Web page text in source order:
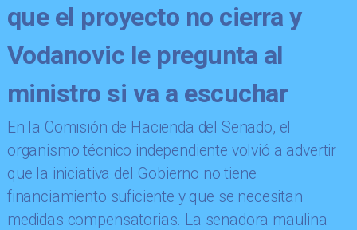
que el proyecto no cierra y
Vodanovic le pregunta al
ministro si va a escuchar
​En la Comisión de Hacienda del Senado, el
organismo técnico independiente volvió a advertir
que la iniciativa del Gobierno no tiene
financiamiento suficiente y que se necesitan
medidas compensatorias. La senadora maulina